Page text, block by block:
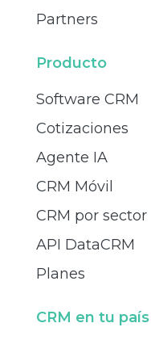
Partners
Producto
Software CRM
Cotizaciones
Agente IA
CRM Móvil
CRM por sector
API DataCRM
Planes
CRM en tu país